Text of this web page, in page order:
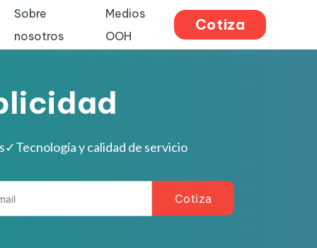
Sobre
nosotros
Medios
OOH
Cotiza
✓Tecnología y calidad de servicio
Cotiza